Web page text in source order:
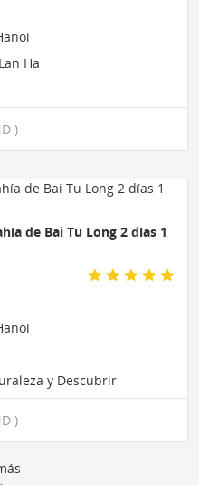
Ha
)
de Bai Tu Long 2 días 1
y Descubrir
)